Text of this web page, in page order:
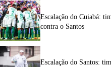
Escalação do Cuiabá:
contra o Santos
Escalação do Santos: